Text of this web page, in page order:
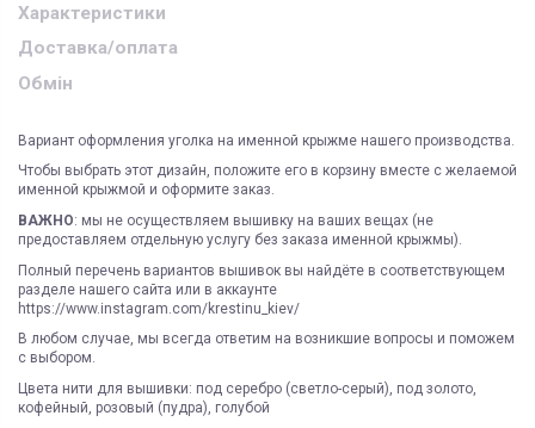
Характеристики
Доставка/оплата
Обмін
Вариант оформления уголка на именной крыжме нашего производства.
Чтобы выбрать этот дизайн, положите его в корзину вместе с желаемой
именной крыжмой и оформите заказ.
ВАЖНО: мы не осуществляем вышивку на ваших вещах (не
предоставляем отдельную услугу без заказа именной крыжмы).
Полный перечень вариантов вышивок вы найдёте в соответствующем
разделе нашего сайта или в аккаунте
https://www.instagram.com/krestinu_kiev/
В любом случае, мы всегда ответим на возникшие вопросы и поможем
с выбором.
Цвета нити для вышивки: под серебро (светло-серый), под золото,
кофейный, розовый (пудра), голубой